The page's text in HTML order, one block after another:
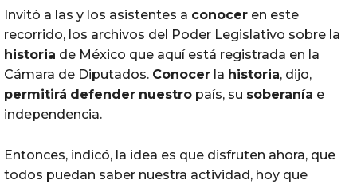
Invitó a las y los asistentes a conocer en este
recorrido, los archivos del Poder Legislativo sobre la
historia de México que aquí está registrada en la
Cámara de Diputados. Conocer la historia, dijo,
permitirá defender nuestro país, su soberanía e
independencia.
Entonces, indicó, la idea es que disfruten ahora, que
todos puedan saber nuestra actividad, hoy que